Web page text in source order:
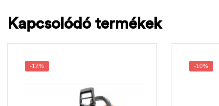
Kapcsolódó termékek
-12% -10%